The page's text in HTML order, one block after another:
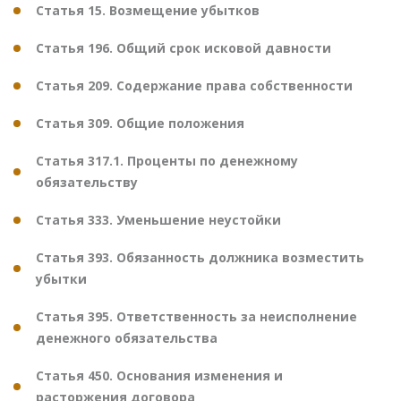
Статья 15. Возмещение убытков
Статья 196. Общий срок исковой давности
Статья 209. Содержание права собственности
Статья 309. Общие положения
Статья 317.1. Проценты по денежному
обязательству
Статья 333. Уменьшение неустойки
Статья 393. Обязанность должника возместить
убытки
Статья 395. Ответственность за неисполнение
денежного обязательства
Статья 450. Основания изменения и
расторжения договора